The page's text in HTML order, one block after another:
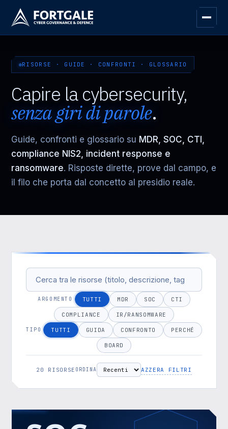
RISORSE · GUIDE · CONFRONTI · GLOSSARIO
Capire la cybersecurity,
senza giri di parole.
Guide, confronti e glossario su MDR, SOC, CTI,
compliance NIS2, incident response e
ransomware. Risposte dirette, prove dal campo, e
il filo che porta dal concetto al presidio reale.
ARGOMENTO TUTTI MDR SOC CTI
COMPLIANCE IR/RANSOMWARE
TIPO TUTTI GUIDA CONFRONTO PERCHÉ
BOARD
20 RISORSE ORDINA AZZERA FILTRI